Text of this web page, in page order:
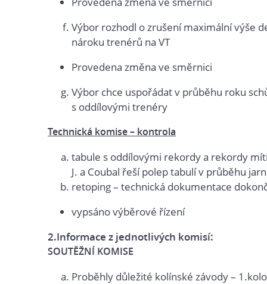
Výbor rozhodl o zrušení maximální výše
nároku trenérů na VT
Provedena změna ve směrnici
Výbor chce uspořádat v průběhu roku
s oddílovými trenéry
Technická komise – kontrola
tabule s oddílovými rekordy a rekordy
J. a Coubal řeší polep tabulí v průběhu
retoping – technická dokumentace
vypsáno výběrové řízení
2.Informace z jednotlivých komisí:
SOUTĚŽNÍ KOMISE
Proběhly důležité kolínské závody –